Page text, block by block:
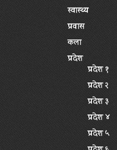
स्वास्थ्य
प्रवास
कला
प्रदेश
प्रदेश १
प्रदेश २
प्रदेश ३
प्रदेश ४
प्रदेश ५